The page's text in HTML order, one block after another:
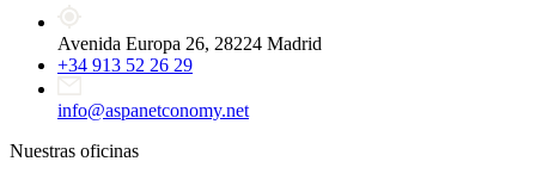
Avenida Europa 26, 28224 Madrid
+34 913 52 26 29
info@aspanetconomy.net
Nuestras oficinas